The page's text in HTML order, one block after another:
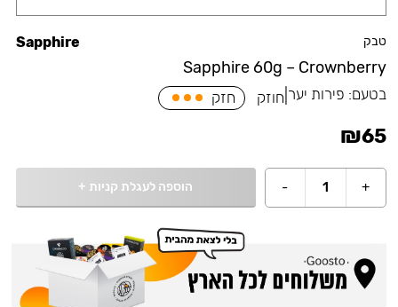
טבק
Sapphire 60g – Crownberry
Sapphire
בטעם: פירות יער חוזק חזק
₪65
+
1
- הוספה לעגלת קניות +